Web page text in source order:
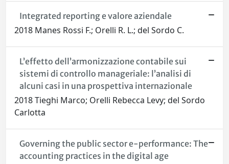
Integrated reporting e valore aziendale
2018 Manes Rossi F.; Orelli R. L.; del Sordo C.
L’effetto dell’armonizzazione contabile sui
sistemi di controllo manageriale: l’analisi di
alcuni casi in una prospettiva internazionale
2018 Tieghi Marco; Orelli Rebecca Levy; del Sordo
Carlotta
Governing the public sector e-performance: The
accounting practices in the digital age